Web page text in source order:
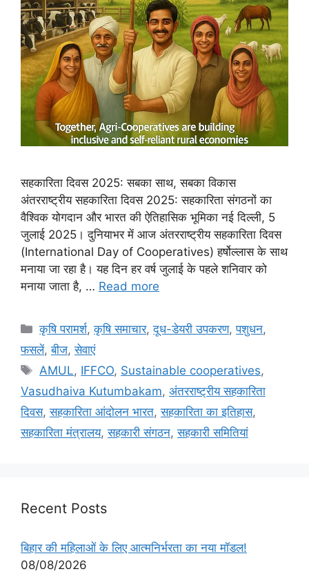
सहकारिता दिवस 2025: सबका साथ, सबका विकास
अंतरराष्ट्रीय सहकारिता दिवस 2025: सहकारिता संगठनों का
वैश्विक योगदान और भारत की ऐतिहासिक भूमिका नई दिल्ली, 5
जुलाई 2025। दुनियाभर में आज अंतरराष्ट्रीय सहकारिता दिवस
(International Day of Cooperatives) हर्षोल्लास के साथ
मनाया जा रहा है। यह दिन हर वर्ष जुलाई के पहले शनिवार को
मनाया जाता है, … Read more
कृषि परामर्श,कृषि समाचार,दूध-डेयरी उपकरण,पशुधन,
फसलें,बीज,सेवाएं
AMUL, IFFCO, Sustainable cooperatives,
Vasudhaiva Kutumbakam, अंतरराष्ट्रीय सहकारिता
दिवस,सहकारिता आंदोलन भारत,सहकारिता का इतिहास,
सहकारिता मंत्रालय,सहकारी संगठन,सहकारी समितियां
Recent Posts
बिहार की महिलाओं के लिए आत्मनिर्भरता का नया मॉडल!
08/08/2026